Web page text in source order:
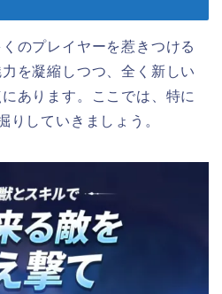
のプレイヤーを惹きつける
を凝縮しつつ、全く新しい
あります。ここでは、特に
りしていきましょう。